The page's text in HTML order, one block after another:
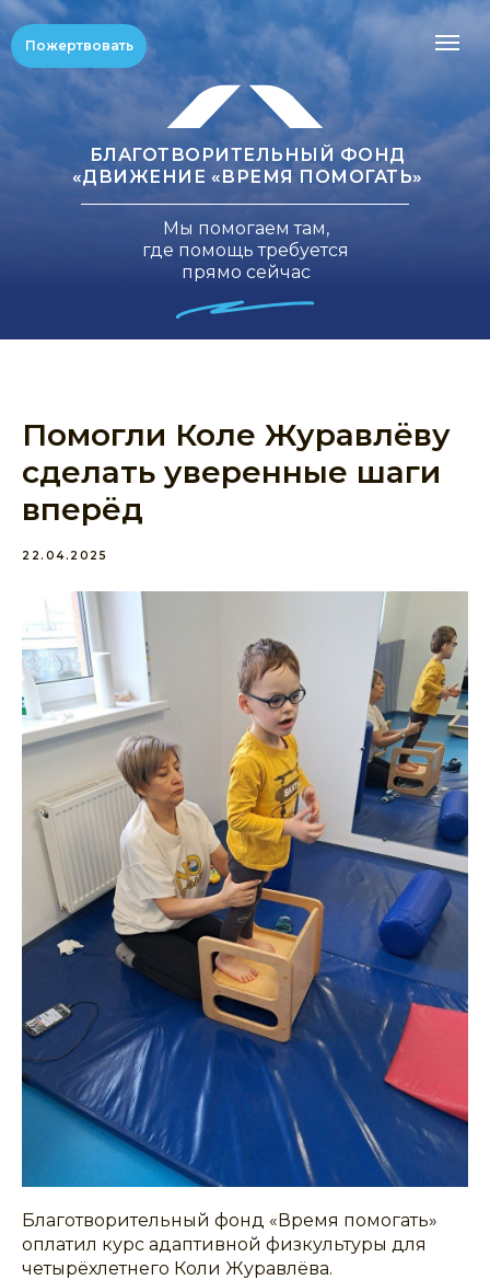
Пожертвовать
БЛАГОТВОРИТЕЛЬНЫЙ ФОНД
«ДВИЖЕНИЕ «ВРЕМЯ ПОМОГАТЬ»
Мы помогаем там,
где помощь требуется
прямо сейчас
Помогли Коле Журавлёву
сделать уверенные шаги
вперёд
22.04.2025
Благотворительный фонд «Время помогать»
оплатил курс адаптивной физкультуры для
четырёхлетнего Коли Журавлёва.